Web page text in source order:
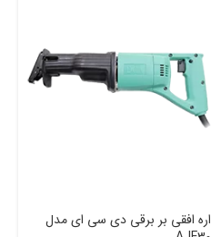
اره افقی بر برقی دی سی ای مدل